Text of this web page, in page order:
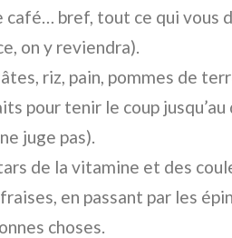
café… bref, tout ce qui vous
on y reviendra).
riz, pain, pommes de
pour tenir le coup
juge pas).
de la vitamine et des
en passant par les
choses.